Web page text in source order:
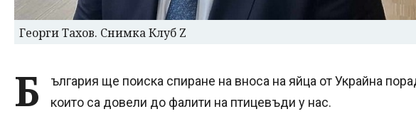
Георги Тахов. Снимка Клуб Z
Б
ългария ще поиска спиране на вноса на яйца от Украйна
които са довели до фалити на птицевъди у нас.